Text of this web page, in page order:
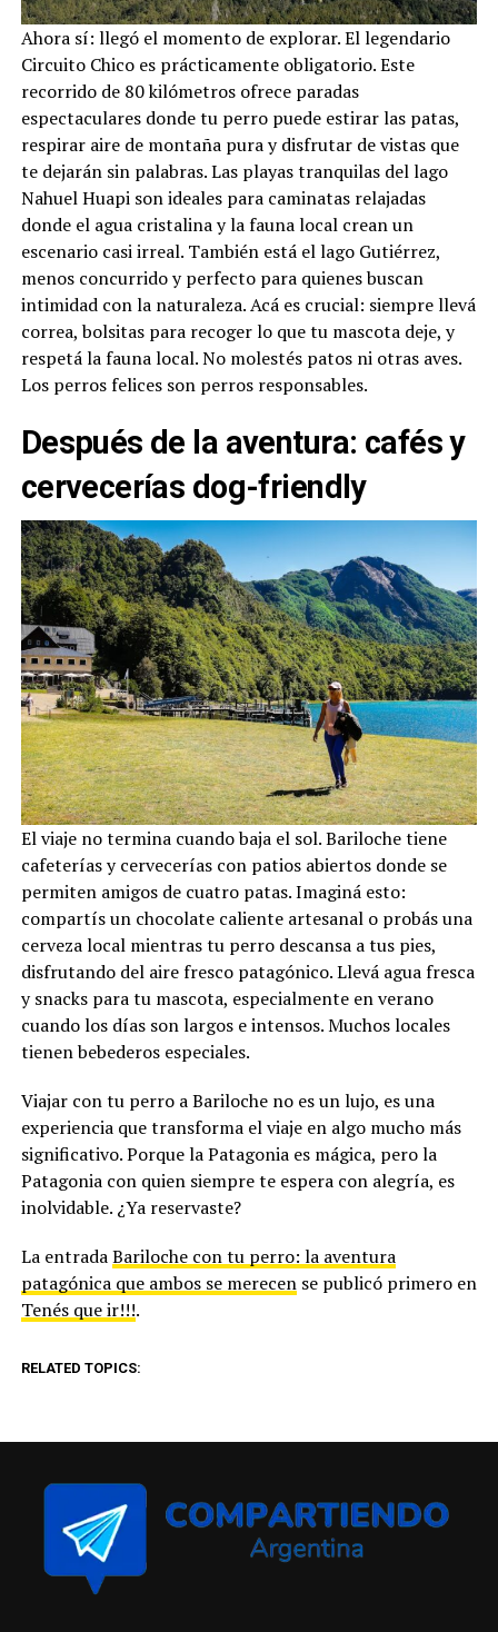
Ahora sí: llegó el momento de explorar. El legendario
Circuito Chico es prácticamente obligatorio. Este
recorrido de 80 kilómetros ofrece paradas
espectaculares donde tu perro puede estirar las patas,
respirar aire de montaña pura y disfrutar de vistas que
te dejarán sin palabras. Las playas tranquilas del lago
Nahuel Huapi son ideales para caminatas relajadas
donde el agua cristalina y la fauna local crean un
escenario casi irreal. También está el lago Gutiérrez,
menos concurrido y perfecto para quienes buscan
intimidad con la naturaleza. Acá es crucial: siempre llevá
correa, bolsitas para recoger lo que tu mascota deje, y
respetá la fauna local. No molestés patos ni otras aves.
Los perros felices son perros responsables.
Después de la aventura: cafés y
cervecerías dog-friendly
El viaje no termina cuando baja el sol. Bariloche tiene
cafeterías y cervecerías con patios abiertos donde se
permiten amigos de cuatro patas. Imaginá esto:
compartís un chocolate caliente artesanal o probás una
cerveza local mientras tu perro descansa a tus pies,
disfrutando del aire fresco patagónico. Llevá agua fresca
y snacks para tu mascota, especialmente en verano
cuando los días son largos e intensos. Muchos locales
tienen bebederos especiales.
Viajar con tu perro a Bariloche no es un lujo, es una
experiencia que transforma el viaje en algo mucho más
significativo. Porque la Patagonia es mágica, pero la
Patagonia con quien siempre te espera con alegría, es
inolvidable. ¿Ya reservaste?
La entradaBariloche con tu perro: la aventura
patagónica que ambos se merecense publicó primero en
Tenés que ir!!!.
RELATED TOPICS: